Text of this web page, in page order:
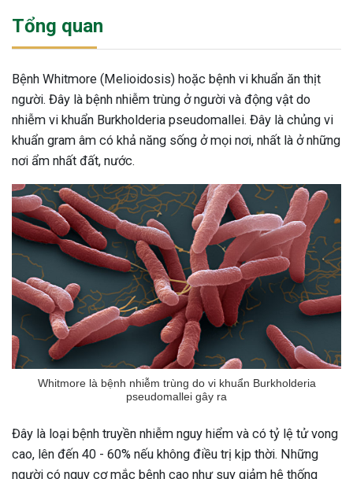
Tổng quan
Bệnh Whitmore (Melioidosis) hoặc bệnh vi khuẩn ăn thịt
người. Đây là bệnh nhiễm trùng ở người và động vật do
nhiễm vi khuẩn Burkholderia pseudomallei. Đây là chủng vi
khuẩn gram âm có khả năng sống ở mọi nơi, nhất là ở những
nơi ẩm nhất đất, nước.
Whitmore là bệnh nhiễm trùng do vi khuẩn Burkholderia
pseudomallei gây ra
Đây là loại bệnh truyền nhiễm nguy hiểm và có tỷ lệ tử vong
cao, lên đến 40 - 60% nếu không điều trị kịp thời. Những
người có nguy cơ mắc bệnh cao như suy giảm hệ thống